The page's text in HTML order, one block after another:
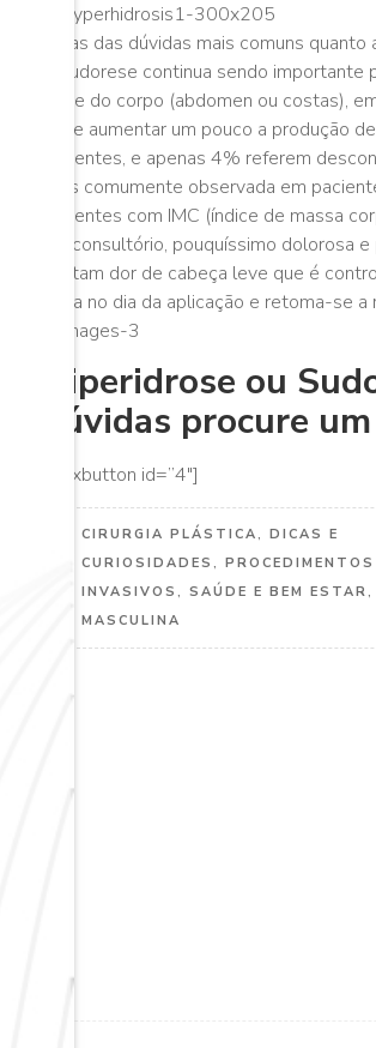
Umas das dúvidas mais comuns
A sudorese continua sendo
parte do corpo (abdomen ou costas),
pode aumentar um pouco a produção
pacientes, e apenas 4% referem
mais comumente observada em
pacientes com IMC (índice de massa
em consultório, pouquíssimo
relatam dor de cabeça leve que é
física no dia da aplicação e retoma-se
Hiperidrose ou
dúvidas procure
[maxbutton id=”4″]
CIRURGIA PLÁSTICA , DICAS E
CURIOSIDADES ,
INVASIVOS , SAÚDE E BEM ESTAR ,
MASCULINA